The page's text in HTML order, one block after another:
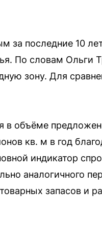
за последние 10
По словам Ольги
зону. Для
в объёме
кв. м в год
индикатор
аналогичного
запасов и